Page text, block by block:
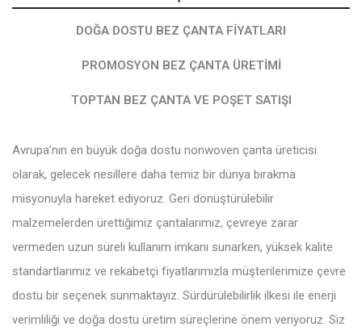
DOĞA DOSTU BEZ ÇANTA FIYATLARI
PROMOSYON BEZ ÇANTA ÜRETIMI
TOPTAN BEZ ÇANTA VE POŞET SATIŞI
Avrupa’nın en büyük doğa dostu nonwoven çanta üreticisi
olarak, gelecek nesillere daha temiz bir dünya bırakma
misyonuyla hareket ediyoruz. Geri dönüştürülebilir
malzemelerden ürettiğimiz çantalarımız, çevreye zarar
vermeden uzun süreli kullanım imkanı sunarken, yüksek kalite
standartlarımız ve rekabetçi fiyatlarımızla müşterilerimize çevre
dostu bir seçenek sunmaktayız. Sürdürülebilirlik ilkesi ile enerji
verimliliği ve doğa dostu üretim süreçlerine önem veriyoruz. Siz